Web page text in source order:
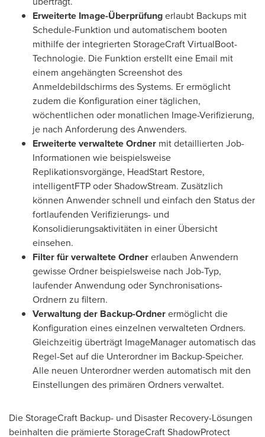
Erweiterte Image-Überprüfungerlaubt Backups mit
Schedule-Funktion und automatischem booten
mithilfe der integrierten StorageCraft VirtualBoot-
Technologie. Die Funktion erstellt eine Email mit
einem angehängten Screenshot des
Anmeldebildschirms des Systems. Er ermöglicht
zudem die Konfiguration einer täglichen,
wöchentlichen oder monatlichen Image-Verifizierung,
je nach Anforderung des Anwenders.
Erweiterte verwaltete Ordner mit detaillierten Job-
Informationen wie beispielsweise
Replikationsvorgänge, HeadStart Restore,
intelligentFTP oder ShadowStream. Zusätzlich
können Anwender schnell und einfach den Status der
fortlaufenden Verifizierungs- und
Konsolidierungsaktivitäten in einer Übersicht
einsehen.
Filter für verwaltete Ordnererlauben Anwendern
gewisse Ordner beispielsweise nach Job-Typ,
laufender Anwendung oder Synchronisations-
Ordnern zu filtern.
Verwaltung der Backup-Ordnerermöglicht die
Konfiguration eines einzelnen verwalteten Ordners.
Gleichzeitig überträgt ImageManager automatisch das
Regel-Set auf die Unterordner im Backup-Speicher.
Alle neuen Unterordner werden automatisch mit den
Einstellungen des primären Ordners verwaltet.
Die StorageCraft Backup- und Disaster Recovery-Lösungen
beinhalten die prämierte StorageCraft ShadowProtect